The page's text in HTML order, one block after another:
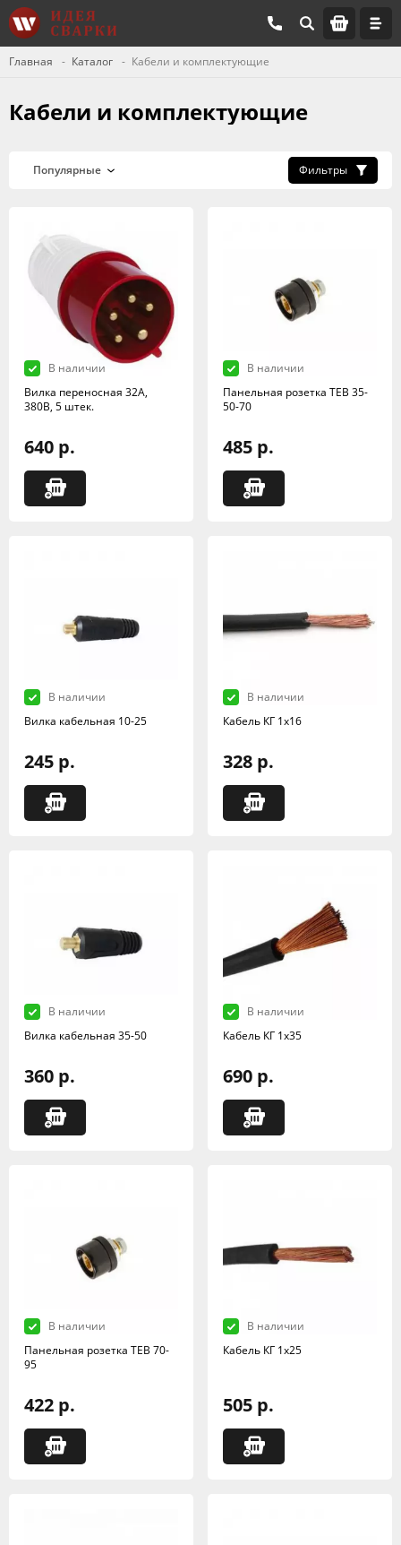
Главная Каталог Кабели и комплектующие
Кабели и комплектующие
Фильтры
В наличии
Вилка переносная 32А,
380В, 5 штек.
640 р.
В наличии
Панельная розетка TEB 35-
50-70
485 р.
В наличии
Вилка кабельная 10-25
245 р.
В наличии
Кабель КГ 1х16
328 р.
В наличии
Вилка кабельная 35-50
360 р.
В наличии
Кабель КГ 1х35
690 р.
В наличии
Панельная розетка TEB 70-
95
422 р.
В наличии
Кабель КГ 1х25
505 р.